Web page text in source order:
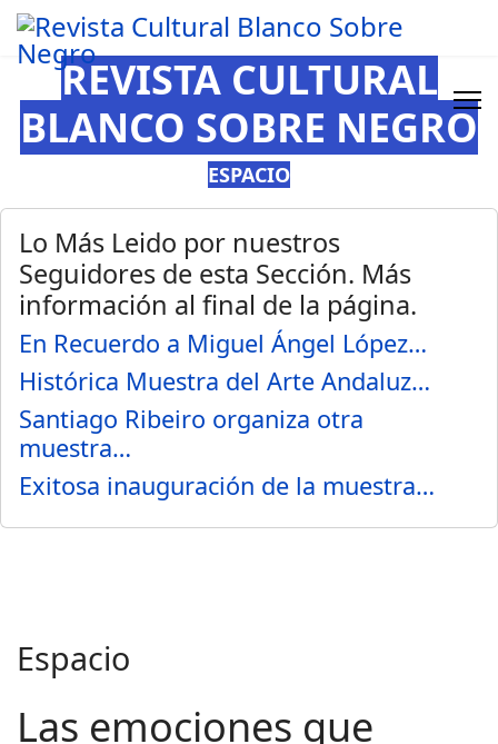
REVISTA CULTURAL
BLANCO SOBRE NEGRO
ESPACIO
Lo Más Leido por nuestros
Seguidores de esta Sección. Más
información al final de la página.
En Recuerdo a Miguel Ángel López…
Histórica Muestra del Arte Andaluz…
Santiago Ribeiro organiza otra
muestra…
Exitosa inauguración de la muestra…
Espacio
Las emociones que